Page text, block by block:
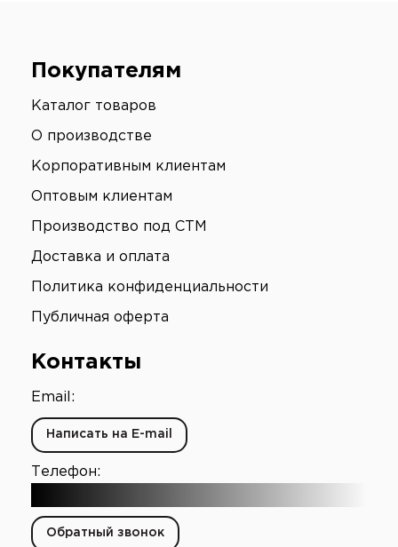
Покупателям
Каталог товаров
О производстве
Корпоративным клиентам
Оптовым клиентам
Производство под СТМ
Доставка и оплата
Политика конфиденциальности
Публичная оферта
Контакты
Email:
Написать на E-mail
Телефон:
Обратный звонок